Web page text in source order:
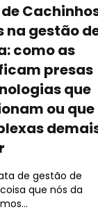
na gestão
como as
presas
que
ou que
de gestão de
que nós da